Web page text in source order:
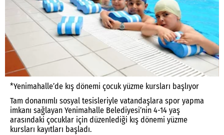
*Yenimahalle’de kış dönemi çocuk yüzme kursları başlıyor
Tam donanımlı sosyal tesisleriyle vatandaşlara spor yapma
imkanı sağlayan Yenimahalle Belediyesi’nin 4-14 yaş
arasındaki çocuklar için düzenlediği kış dönemi yüzme
kursları kayıtları başladı.